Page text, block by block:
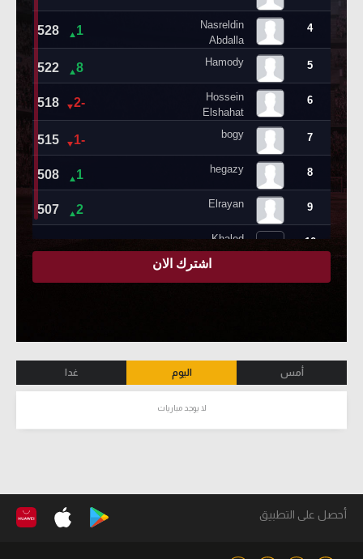
أمس اليوم غدا
لا يوجد مباريات
أحصل على التطبيق